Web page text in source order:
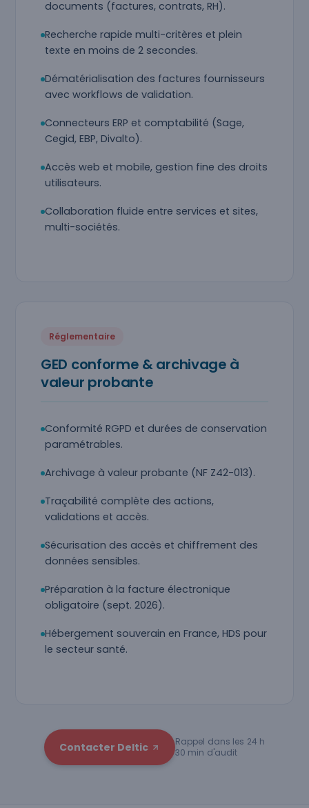
documents (factures, contrats, RH).
Recherche rapide multi-critères et plein
texte en moins de 2 secondes.
Dématérialisation des factures fournisseurs
avec workflows de validation.
Connecteurs ERP et comptabilité (Sage,
Cegid, EBP, Divalto).
Accès web et mobile, gestion fine des droits
utilisateurs.
Collaboration fluide entre services et sites,
multi-sociétés.
Réglementaire
GED conforme & archivage à
valeur probante
Conformité RGPD et durées de conservation
paramétrables.
Archivage à valeur probante (NF Z42-013).
Traçabilité complète des actions,
validations et accès.
Sécurisation des accès et chiffrement des
données sensibles.
Préparation à la facture électronique
obligatoire (sept. 2026).
Hébergement souverain en France, HDS pour
le secteur santé.
Contacter Deltic
Rappel dans les 24 h
30 min d'audit